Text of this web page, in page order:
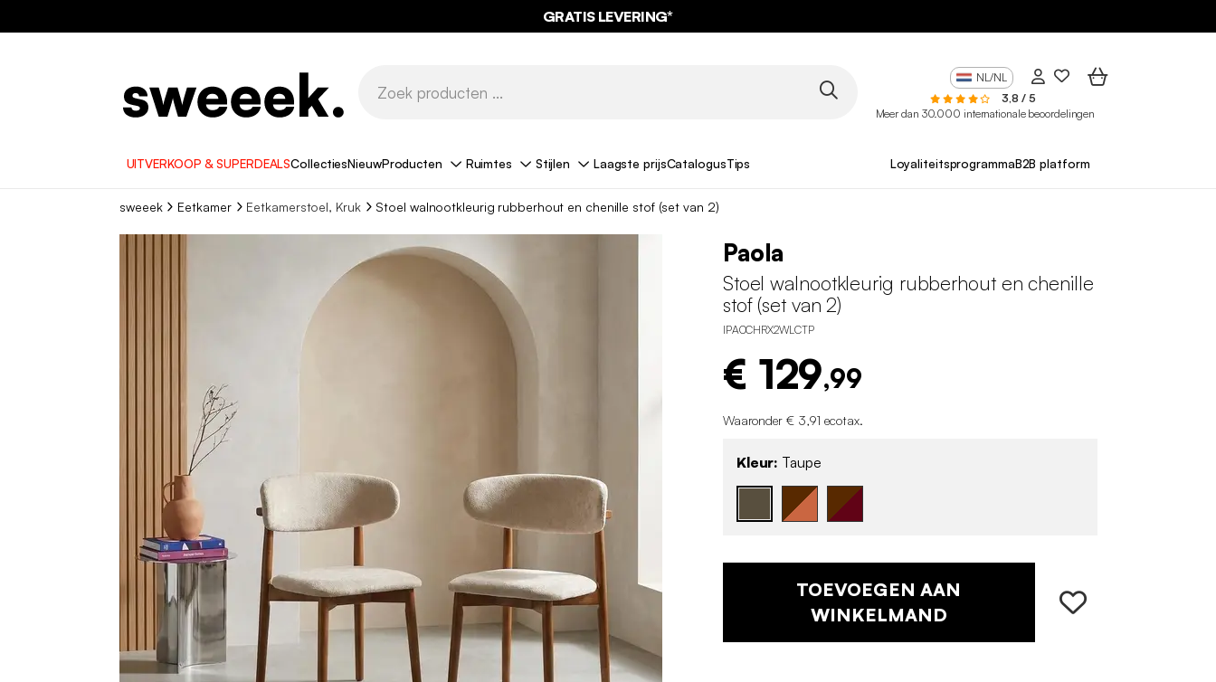
GRATIS LEVERING*
NL/NL
3,8 / 5
Meer dan 30.000 internationale beoordelingen
UITVERKOOP & SUPERDEALSCollectiesNieuwProducten Ruimtes Stijlen Laagste prijsCatalogusTips LoyaliteitsprogrammaB2B platform
sweeek Eetkamer Eetkamerstoel, Kruk Stoel walnootkleurig rubberhout en chenille stof (set van 2)
Paola
Stoel walnootkleurig rubberhout en chenille
stof (set van 2)
IPAOCHRX2WLCTP
€ 129,99
Waaronder € 3,91 ecotax.
Kleur: Taupe
TOEVOEGEN AAN
WINKELMAND